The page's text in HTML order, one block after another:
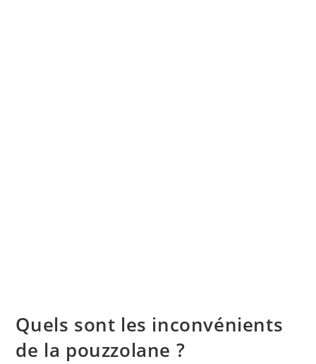
Quels sont les inconvénients
de la pouzzolane ?